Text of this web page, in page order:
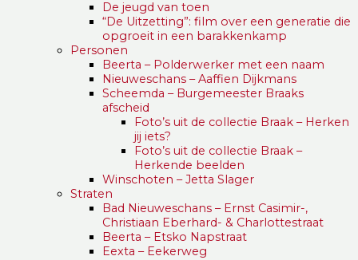
De jeugd van toen
“De Uitzetting”: film over een generatie die
opgroeit in een barakkenkamp
Personen
Beerta – Polderwerker met een naam
Nieuweschans – Aaffien Dijkmans
Scheemda – Burgemeester Braaks
afscheid
Foto’s uit de collectie Braak – Herken
jij iets?
Foto’s uit de collectie Braak –
Herkende beelden
Winschoten – Jetta Slager
Straten
Bad Nieuweschans – Ernst Casimir-,
Christiaan Eberhard- & Charlottestraat
Beerta – Etsko Napstraat
Eexta – Eekerweg